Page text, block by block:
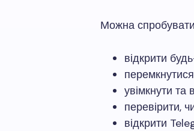
Можна
відкрити
увімкнути та
перевірити,
відкрити